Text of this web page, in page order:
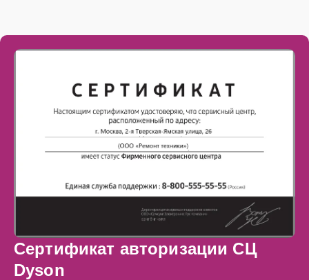
Сертификат авторизации СЦ
Dyson